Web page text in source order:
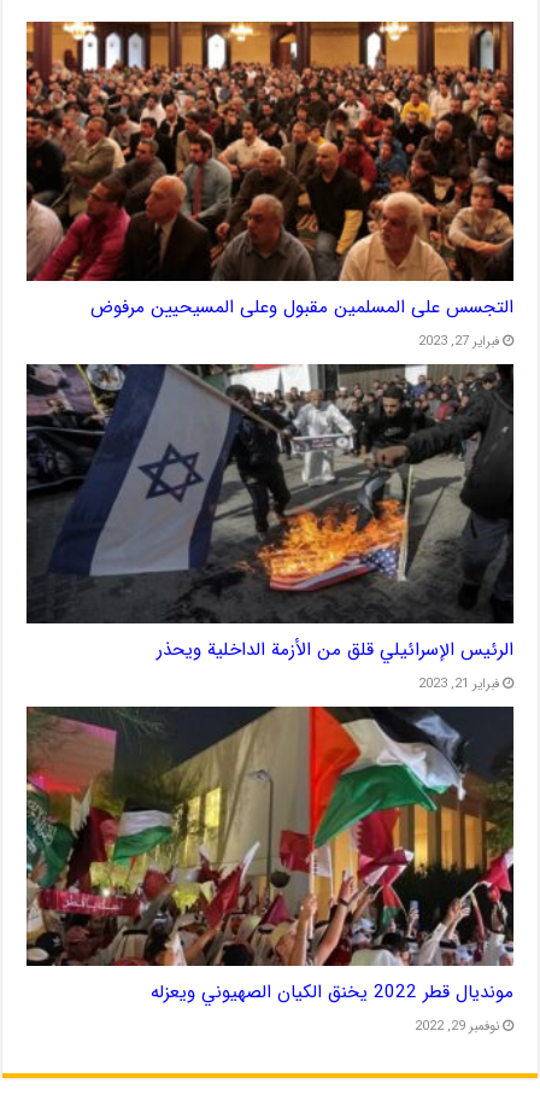
التجسس على المسلمين مقبول وعلى المسيحيين مرفوض
فبراير 27, 2023
الرئيس الإسرائيلي قلق من الأزمة الداخلية ويحذر
فبراير 21, 2023
مونديال قطر 2022 يخنق الكيان الصهيوني ويعزله
نوفمبر 29, 2022